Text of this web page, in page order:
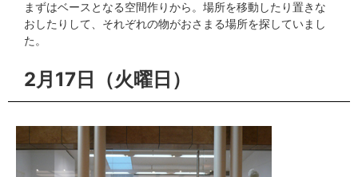
まずはベースとなる空間作りから。場所を移動したり置きな
おしたりして、それぞれの物がおさまる場所を探していまし
た。
2月17日（火曜日）